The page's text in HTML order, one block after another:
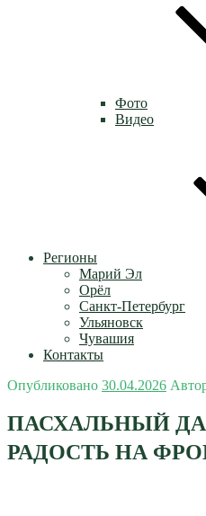
Фото
Видео
Регионы
Марий Эл
Орёл
Санкт-Петербург
Ульяновск
Чувашия
Контакты
Опубликовано 30.04.2026
ПАСХАЛЬНЫЙ
РАДОСТЬ НА